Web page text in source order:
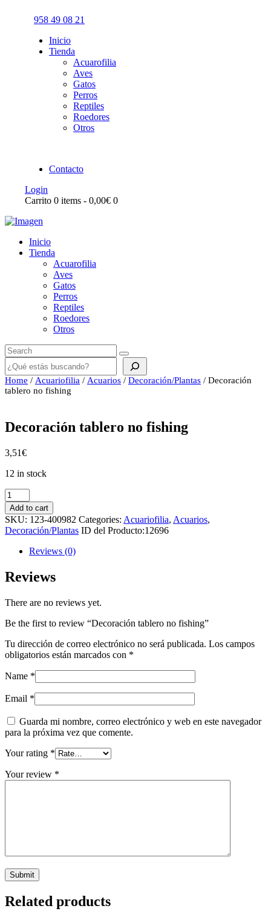
958 49 08 21
Inicio
Tienda
Acuarofilia
Aves
Gatos
Perros
Reptiles
Roedores
Otros
Contacto
Login
Carrito 0 items - 0,00€ 0
Inicio
Tienda
Acuarofilia
Aves
Gatos
Perros
Reptiles
Roedores
Otros
Buscar
Home / Acuariofilia / Acuarios / Decoración/Plantas / Decoración
tablero no fishing
Decoración tablero no fishing
3,51€
12 in stock
Decoración
tablero
no
fishing
quantity
Add to cart
SKU: 123-400982 Categories: Acuariofilia, Acuarios,
Decoración/Plantas ID del Producto:12696
Reviews (0)
Reviews
There are no reviews yet.
Be the first to review “Decoración tablero no fishing”
Tu dirección de correo electrónico no será publicada. Los campos
obligatorios están marcados con *
Name *
Email *
Guarda mi nombre, correo electrónico y web en este navegador
para la próxima vez que comente.
Your rating *
Your review *
Related products